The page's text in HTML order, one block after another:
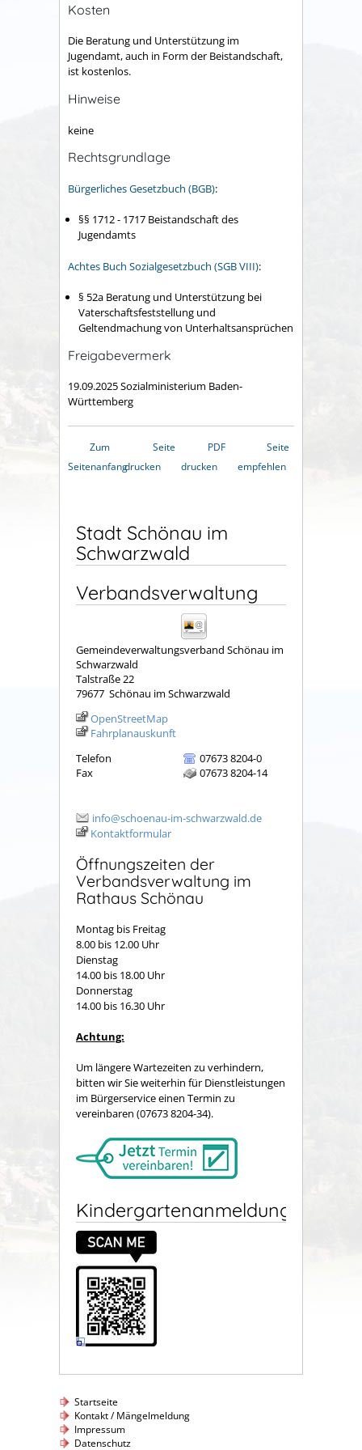
Kosten
Die Beratung und Unterstützung im
Jugendamt, auch in Form der Beistandschaft,
ist kostenlos.
Hinweise
keine
Rechtsgrundlage
Bürgerliches Gesetzbuch (BGB):
§§ 1712 - 1717 Beistandschaft des
Jugendamts
Achtes Buch Sozialgesetzbuch (SGB VIII):
§ 52a Beratung und Unterstützung bei
Vaterschaftsfeststellung und
Geltendmachung von Unterhaltsansprüchen
Freigabevermerk
19.09.2025 Sozialministerium Baden-
Württemberg
Zum
Seitenanfang
Seite
drucken
PDF
drucken
Seite
empfehlen
Stadt Schönau im
Schwarzwald
Verbandsverwaltung
Gemeindeverwaltungsverband Schönau im
Schwarzwald
Talstraße 22
79677 Schönau im Schwarzwald
OpenStreetMap
Fahrplanauskunft
Telefon
07673 8204-0
Fax
07673 8204-14
info@schoenau-im-schwarzwald.de
Kontaktformular
Öffnungszeiten der
Verbandsverwaltung im
Rathaus Schönau
Montag bis Freitag
8.00 bis 12.00 Uhr
Dienstag
14.00 bis 18.00 Uhr
Donnerstag
14.00 bis 16.30 Uhr
Achtung:
Um längere Wartezeiten zu verhindern,
bitten wir Sie weiterhin für Dienstleistungen
im Bürgerservice einen Termin zu
vereinbaren (07673 8204-34).
Kindergartenanmeldung
Startseite
Kontakt / Mängelmeldung
Impressum
Datenschutz